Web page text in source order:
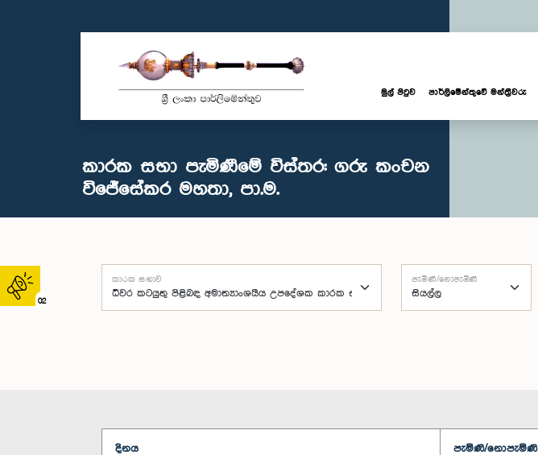
02
මුල් පිටුව පාර්ලි‌මේන්තුවේ මන්ත්‍රීවරු
කාරක සභා පැමිණීමේ විස්තර: ගරු කංචන
විජේසේකර මහතා, පා.ම.
කාරක සභාව පැමිණි/නොපැමිණි
දිනය පැමිණි/නොපැමිණි